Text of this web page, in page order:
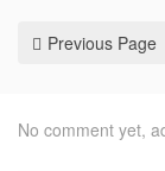
Previous Page
No comment yet,